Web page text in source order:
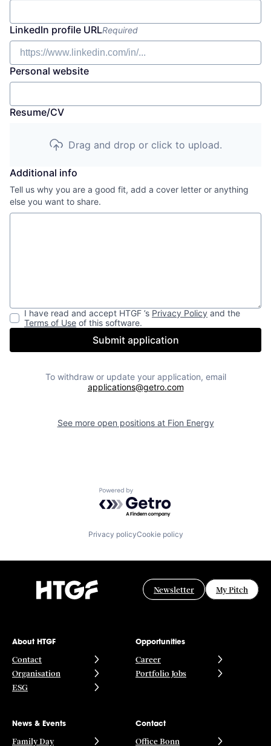
LinkedIn profile URLRequired
Personal website
Resume/CV
Drag and drop or click to upload.
Additional info
Tell us why you are a good fit, add a cover letter or anything
else you want to share.
I have read and accept HTGF ’s Privacy Policy and the
Terms of Use of this software.
Submit application
To withdraw or update your application, email
applications@getro.com
See more open positions at Fion Energy
Powered by Getro.com
Privacy policyCookie policy
Newsletter My Pitch
About HTGF
Contact
Organisation
ESG
Opportunities
Career
Portfolio Jobs
News & Events
Family Day
Contact
Office Bonn